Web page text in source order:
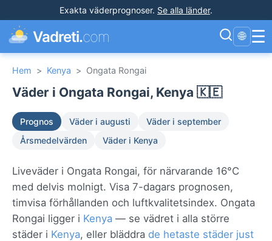
Exakta väderprognoser. Se alla länder.
Vadreti.com 🌐 ☰
Hem > Kenya > Ongata Rongai
Väder i Ongata Rongai, Kenya 🇰🇪
Prognos Väder i augusti
Väder i september
Årsmedelvärden
Väder i Kenya
Liveväder i Ongata Rongai, för närvarande 16°C
med delvis molnigt. Visa 7-dagars prognosen,
timvisa förhållanden och luftkvalitetsindex. Ongata
Rongai ligger i Kenya — se vädret i alla större
städer i Kenya, eller bläddra de hetaste städer just